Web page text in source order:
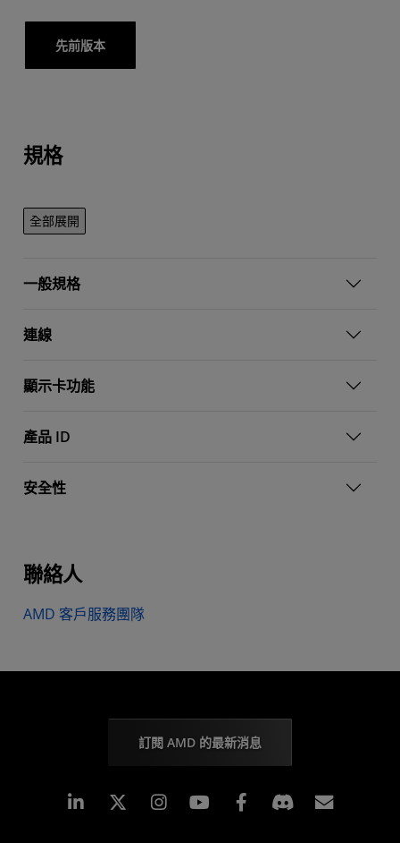
先前版本
規格
全部展開
一般規格
連線
顯示卡功能
產品 ID
安全性
聯絡人
AMD 客戶服務團隊
訂閱 AMD 的最新消息
Linkedin Instagram Facebook